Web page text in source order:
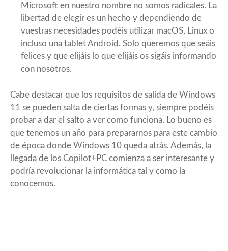
Microsoft en nuestro nombre no somos radicales. La
libertad de elegir es un hecho y dependiendo de
vuestras necesidades podéis utilizar macOS, Linux o
incluso una tablet Android. Solo queremos que seáis
felices y que elijáis lo que elijáis os sigáis informando
con nosotros.
Cabe destacar que los requisitos de salida de Windows
11 se pueden salta de ciertas formas y, siempre podéis
probar a dar el salto a ver como funciona. Lo bueno es
que tenemos un año para prepararnos para este cambio
de época donde Windows 10 queda atrás. Además, la
llegada de los Copilot+PC comienza a ser interesante y
podría revolucionar la informática tal y como la
conocemos.